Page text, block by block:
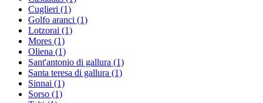
Cuglieri (1)
Golfo aranci (1)
Lotzorai (1)
Mores (1)
Oliena (1)
Sant'antonio di gallura (1)
Santa teresa di gallura (1)
Sinnai (1)
Sorso (1)